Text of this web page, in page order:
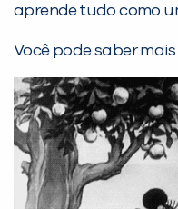
aprende tudo como
Você pode saber